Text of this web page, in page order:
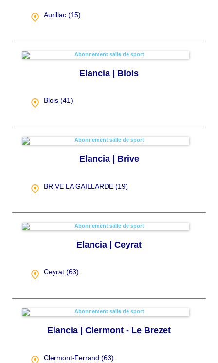
Aurillac (15)
Elancia | Blois
Blois (41)
Elancia | Brive
BRIVE LA GAILLARDE (19)
Elancia | Ceyrat
Ceyrat (63)
Elancia | Clermont - Le Brezet
Clermont-Ferrand (63)